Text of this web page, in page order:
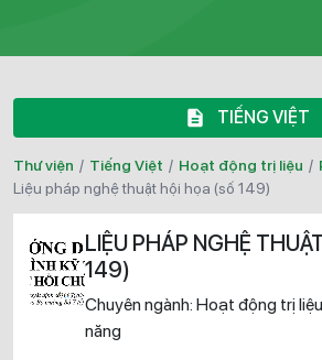
TIẾNG VIỆT
Thư viện / Tiếng Việt / Hoạt động trị liệu /
liệu pháp nghệ thuật hội họa (số 149)
LIỆU PHÁP NGHỆ
149)
Chuyên ngành: Hoạt động trị liệu
năng